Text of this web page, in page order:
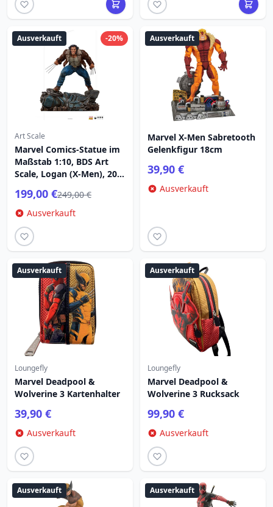
-20%
Ausverkauft
Art Scale
Marvel Comics-Statue im
Maßstab 1:10, BDS Art
Scale, Logan (X-Men), 20
199,00 €249,00 €
Ausverkauft
Ausverkauft
Marvel X-Men Sabretooth
Gelenkfigur 18cm
39,90 €
Ausverkauft
Ausverkauft
Loungefly
Marvel Deadpool &
Wolverine 3 Kartenhalter
39,90 €
Ausverkauft
Ausverkauft
Loungefly
Marvel Deadpool &
Wolverine 3 Rucksack
99,90 €
Ausverkauft
Ausverkauft Ausverkauft